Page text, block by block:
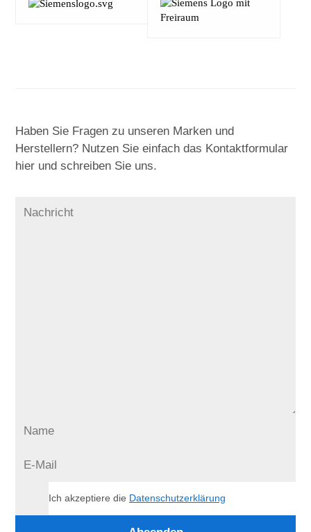
Haben Sie Fragen zu unseren Marken und
Herstellern? Nutzen Sie einfach das Kontaktformular
hier und schreiben Sie uns.
Ich akzeptiere die Datenschutzerklärung